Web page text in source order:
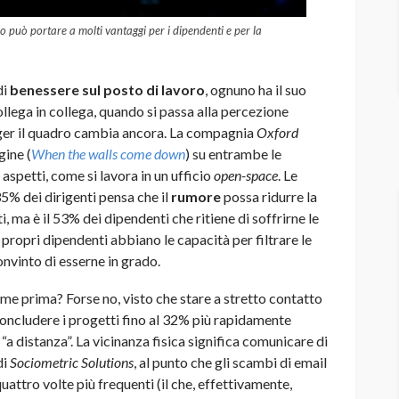
può portare a molti vantaggi per i dipendenti e per la
benessere sul posto di lavoro, ognuno ha il suo
in collega, quando si passa alla percezione
il quadro cambia ancora. La compagniaOxford
(When the walls come down) su entrambe le
come si lavora in un ufficio open-space. Le
dei dirigenti pensa che il rumorepossa ridurre la
è il 53% dei dipendenti che ritiene di soffrirne le
dipendenti abbiano le capacità per filtrare le
di esserne in grado.
prima? Forse no, visto che stare a stretto contatto
i progetti fino al 32% più rapidamente
distanza”. La vicinanza fisica significa comunicare di
Sociometric Solutions, al punto che gli scambi di email
volte più frequenti (il che, effettivamente,